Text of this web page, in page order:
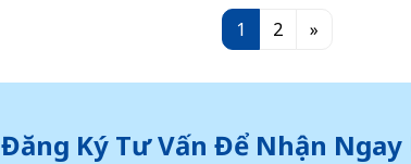
1 2 »
Đăng Ký Tư Vấn Để Nhận